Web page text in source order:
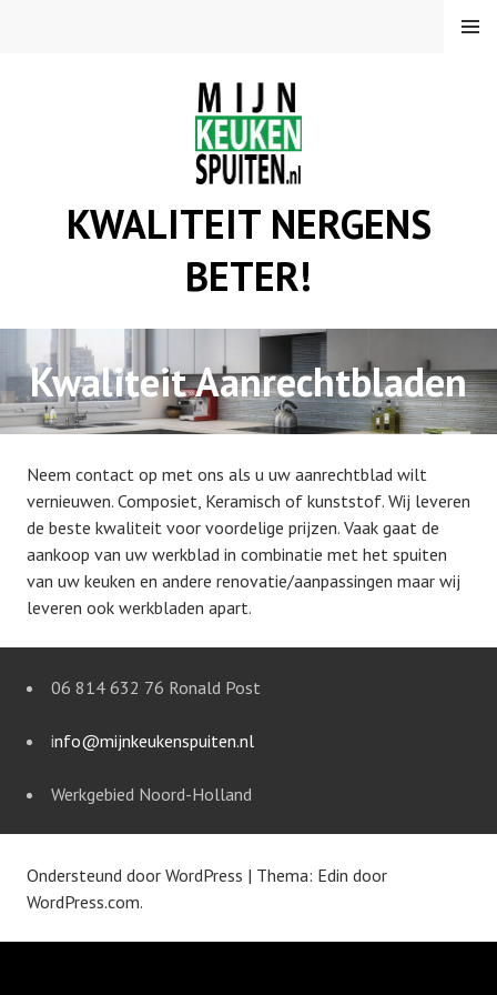
KWALITEIT NERGENS
BETER!
MENU
Kwaliteit Aanrechtbladen
Neem contact op met ons als u uw aanrechtblad wilt
vernieuwen. Composiet, Keramisch of kunststof. Wij leveren
de beste kwaliteit voor voordelige prijzen. Vaak gaat de
aankoop van uw werkblad in combinatie met het spuiten
van uw keuken en andere renovatie/aanpassingen maar wij
leveren ook werkbladen apart.
06 814 632 76 Ronald Post
info@mijnkeukenspuiten.nl
Werkgebied Noord-Holland
Ondersteund door WordPress | Thema: Edin door
WordPress.com.